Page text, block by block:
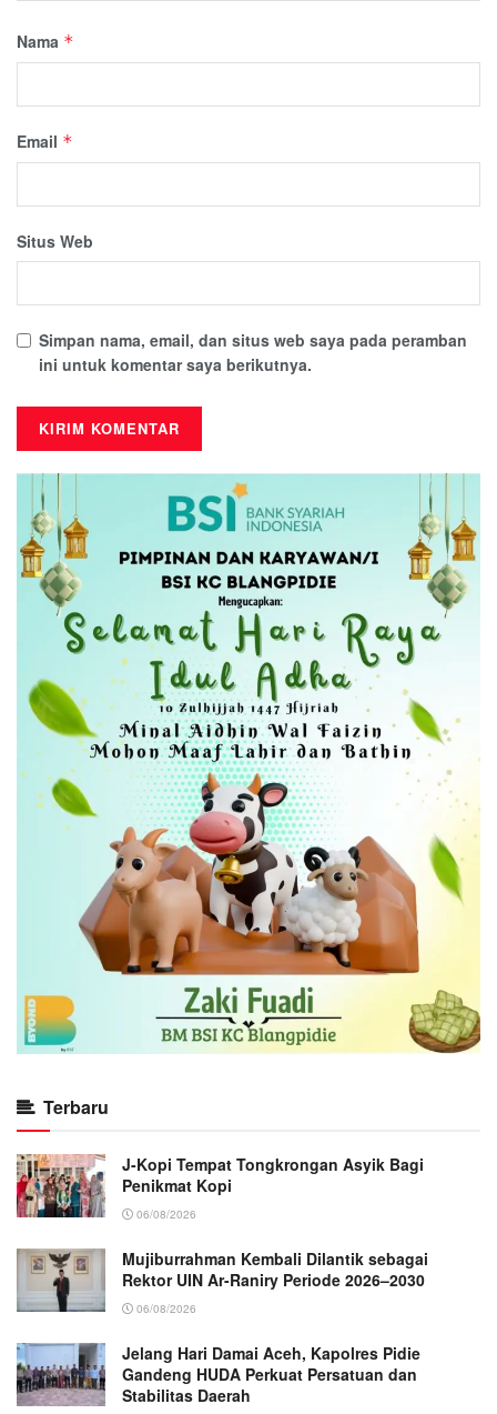
Nama *
Email *
Situs Web
Simpan nama, email, dan situs web saya pada peramban
ini untuk komentar saya berikutnya.
Terbaru
J-Kopi Tempat Tongkrongan Asyik Bagi
Penikmat Kopi
06/08/2026
Mujiburrahman Kembali Dilantik sebagai
Rektor UIN Ar-Raniry Periode 2026–2030
06/08/2026
Jelang Hari Damai Aceh, Kapolres Pidie
Gandeng HUDA Perkuat Persatuan dan
Stabilitas Daerah